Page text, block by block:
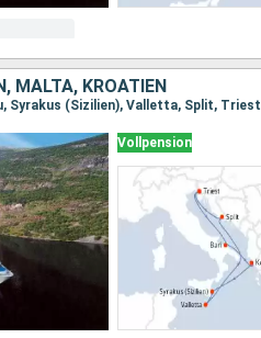
MALTA, KROATIEN
Syrakus (Sizilien), Valletta, Split, Triest
Vollpension